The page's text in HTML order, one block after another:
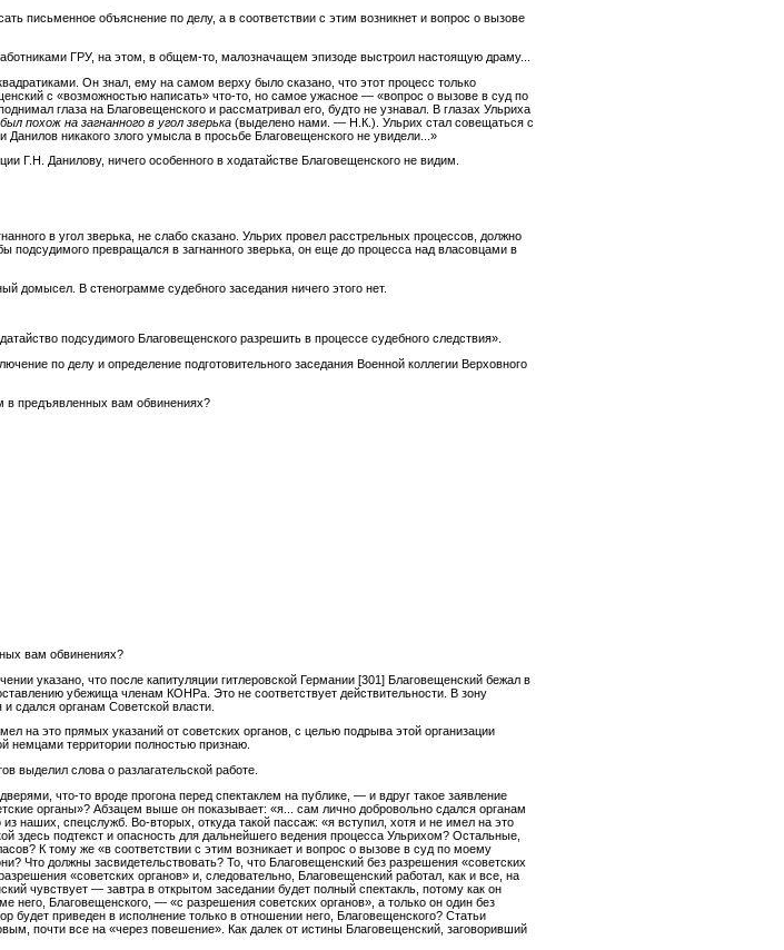
письменное объяснение по делу, а в соответствии с этим возникнет и вопрос о вызове
ГРУ, на этом, в общем-то, малозначащем эпизоде выстроил настоящую драму...
Он знал, ему на самом верху было сказано, что этот процесс только
с «возможностью написать» что-то, но самое ужасное — «вопрос о вызове в суд по
глаза на Благовещенского и рассматривал его, будто не узнавал. В глазах Ульриха
похож на загнанного в угол зверька (выделено нами. — Н.К.). Ульрих стал совещаться с
никакого злого умысла в просьбе Благовещенского не увидели...»
Г.Н. Данилову, ничего особенного в ходатайстве Благовещенского не видим.
в угол зверька, не слабо сказано. Ульрих провел расстрельных процессов, должно
превращался в загнанного зверька, он еще до процесса над власовцами в
домысел. В стенограмме судебного заседания ничего этого нет.
подсудимого Благовещенского разрешить в процессе судебного следствия».
по делу и определение подготовительного заседания Военной коллегии Верховного
в предъявленных вам обвинениях?
вам обвинениях?
указано, что после капитуляции гитлеровской Германии [301] Благовещенский бежал в
убежища членам КОНРа. Это не соответствует действительности. В зону
сдался органам Советской власти.
на это прямых указаний от советских органов, с целью подрыва этой организации
немцами территории полностью признаю.
выделил слова о разлагательской работе.
что-то вроде прогона перед спектаклем на публике, — и вдруг такое заявление
органы»? Абзацем выше он показывает: «я... сам лично добровольно сдался органам
наших, спецслужб. Во-вторых, откуда такой пассаж: «я вступил, хотя и не имел на это
здесь подтекст и опасность для дальнейшего ведения процесса Ульрихом? Остальные,
К тому же «в соответствии с этим возникает и вопрос о вызове в суд по моему
Что должны засвидетельствовать? То, что Благовещенский без разрешения «советских
«советских органов» и, следовательно, Благовещенский работал, как и все, на
чувствует — завтра в открытом заседании будет полный спектакль, потому как он
него, Благовещенского, — «с разрешения советских органов», а только он один без
приведен в исполнение только в отношении него, Благовещенского? Статьи
почти все на «через повешение». Как далек от истины Благовещенский, заговоривший